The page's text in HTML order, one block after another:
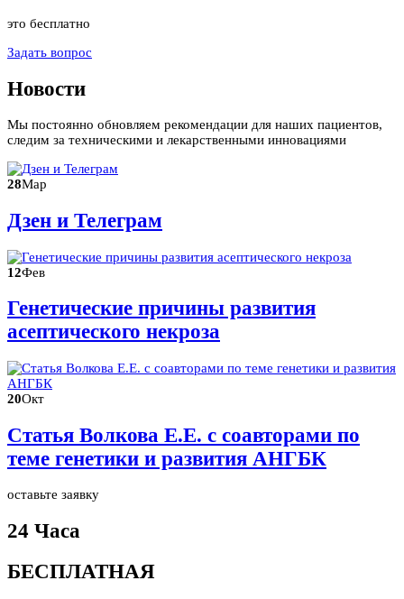
это бесплатно
Задать вопрос
Новости
Мы постоянно обновляем рекомендации для наших пациентов,
следим за техническими и лекарственными инновациями
28Мар
Дзен и Телеграм
12Фев
Генетические причины развития
асептического некроза
20Окт
Статья Волкова Е.Е. с соавторами по
теме генетики и развития АНГБК
оставьте заявку
24 Часа
БЕСПЛАТНАЯ